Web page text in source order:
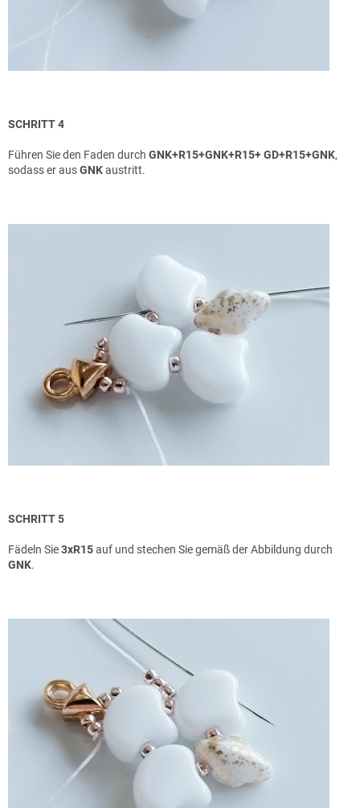
SCHRITT 4
Führen Sie den Faden durch GNK+R15+GNK+R15+GD+R15+GNK,
sodass er ausGNKaustritt.
SCHRITT 5
Fädeln Sie3xR15auf und stechen Sie gemäß der Abbildung durch
GNK.